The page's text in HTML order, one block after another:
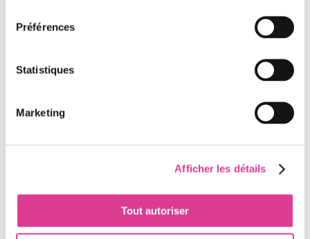
Préférences
Statistiques
Marketing
Afficher les détails
Tout autoriser
partenaire clé
leur transition Verte
accompagnant avec des solutions sur-mesure. Parmi
: pionnier du covoiturage.